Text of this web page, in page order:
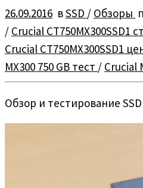
26.09.2016 вSSD / Обзоры
/ Crucial CT750MX300SSD1
Crucial CT750MX300SSD1
MX300 750 GB тест / Crucial
Обзор и тестирование